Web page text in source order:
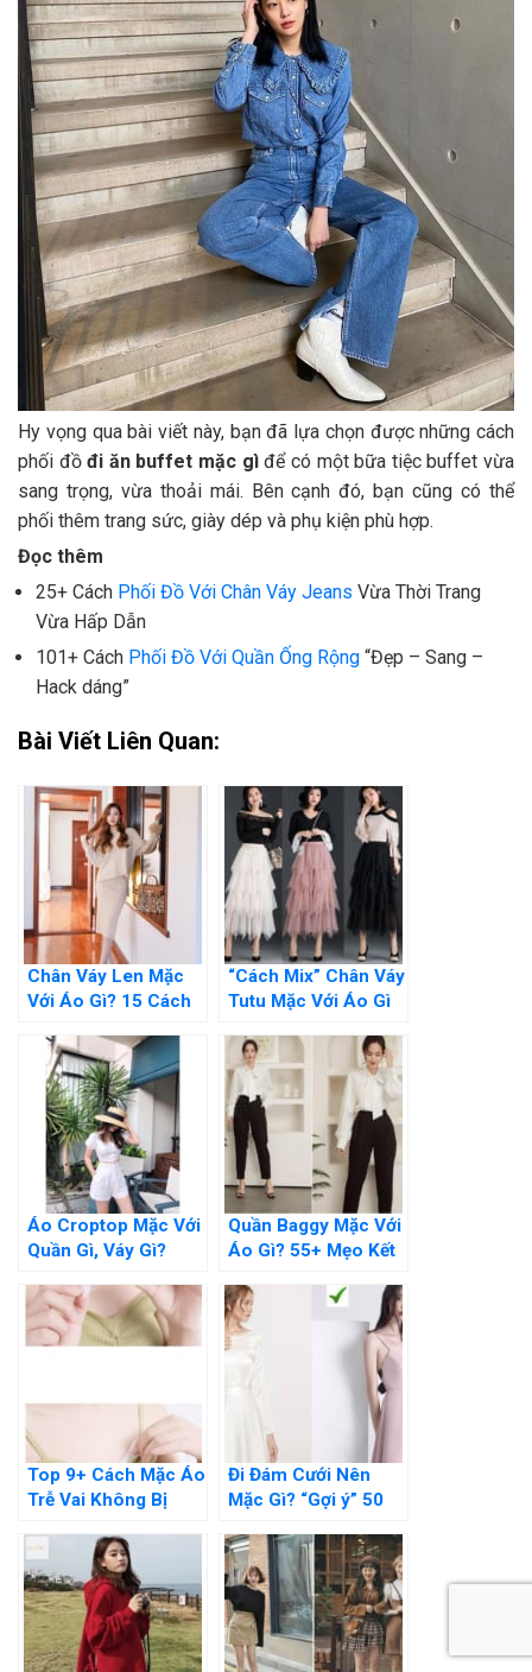
Hy vọng qua bài viết này, bạn đã lựa chọn được những cách
phối đồđi ăn buffet mặc gìđể có một bữa tiệc buffet vừa
sang trọng, vừa thoải mái. Bên cạnh đó, bạn cũng có thể
phối thêm trang sức, giày dép và phụ kiện phù hợp.
Đọc thêm
25+ Cách Phối Đồ Với Chân Váy Jeans Vừa Thời Trang
Vừa Hấp Dẫn
101+ Cách Phối Đồ Với Quần Ống Rộng “Đẹp – Sang –
Hack dáng”
Bài Viết Liên Quan:
Chân Váy Len Mặc
Với Áo Gì? 15 Cách
Nhất
“Cách Mix” Chân Váy
Tutu Mặc Với Áo Gì
Cuốn Hút?
Áo Croptop Mặc Với
Quần Gì, Váy Gì?
Chuẩn Đẹp
Quần Baggy Mặc Với
Áo Gì? 55+ Mẹo Kết
Xinh
Top 9+ Cách Mặc Áo
Trễ Vai Không Bị
Áo
Đi Đám Cưới Nên
Mặc Gì? “Gợi ý” 50
Đẹp Nhất